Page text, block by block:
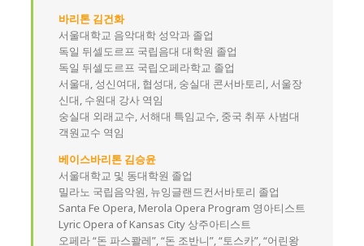
바리톤 김건화
서울대학교 음악대학 성악과 졸업
독일 뒤셀도르프 국립음대 대학원 졸업
독일 뒤셀도르프 국립오페라학교 졸업
서울대, 성신여대, 협성대, 숭실대 콘서바토리, 서울장
신대, 수원대 강사 역임
숭실대 외래교수, 서해대 특임교수, 중국 취푸 사범대
객원교수 역임
베이스바리톤 김승윤
서울대학교 및 동대학원 졸업
밀라노 국립음악원, 뉴잉글랜드컨서바토리 졸업
Santa Fe Opera, Merola Opera Program 영아티스트
Lyric Opera of Kansas City 상주아티스트
오페라 “돈 파스콸레”, “돈 조반니”, “토스카”, “어린왕